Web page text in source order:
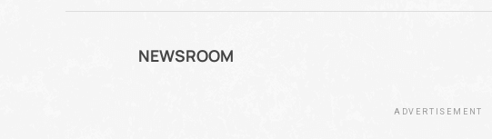
NEWSROOM
ADVERTISEMENT